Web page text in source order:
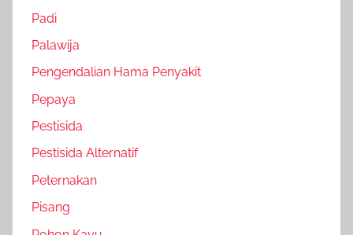
Padi
Palawija
Pengendalian Hama Penyakit
Pepaya
Pestisida
Pestisida Alternatif
Peternakan
Pisang